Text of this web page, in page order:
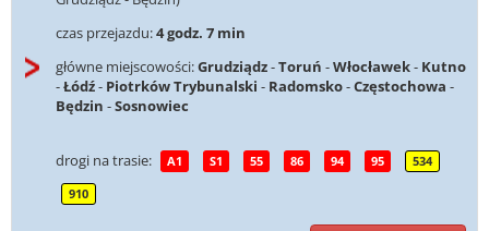
czas przejazdu:4 godz. 7 min
główne miejscowości:Grudziądz-Toruń -Włocławek- Kutno
-Łódź- Piotrków Trybunalski - Radomsko-Częstochowa -
Będzin -Sosnowiec
drogi na trasie: A1 S1 55 86 94 95 534
910